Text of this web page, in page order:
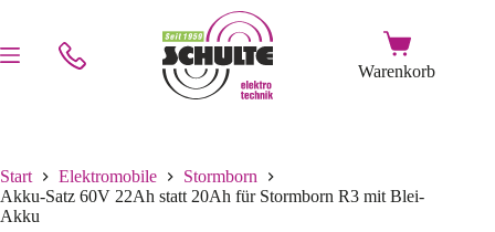
Start Elektromobile
Stormborn
Akku-Satz 60V 22Ah statt 20Ah für Stormborn R3 mit Blei-
Akku